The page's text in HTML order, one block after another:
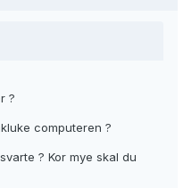
?
computeren ?
? Kor mye skal du